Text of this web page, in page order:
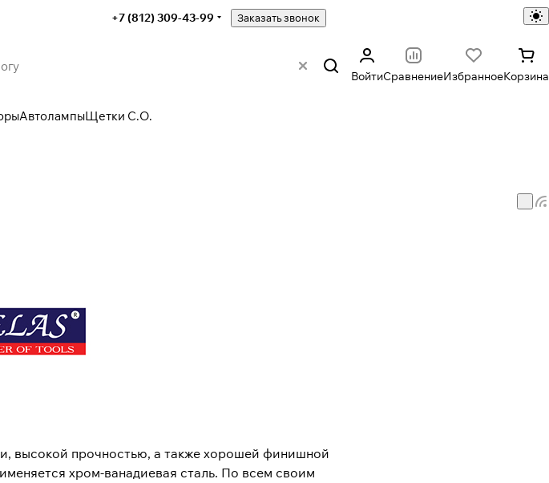
+7 (812) 309-43-99 Заказать звонок
ВойтиСравнениеИзбранноеКорзина
АвтолампыЩетки С.О.
высокой прочностью, а также хорошей финишной
хром-ванадиевая сталь. По всем своим